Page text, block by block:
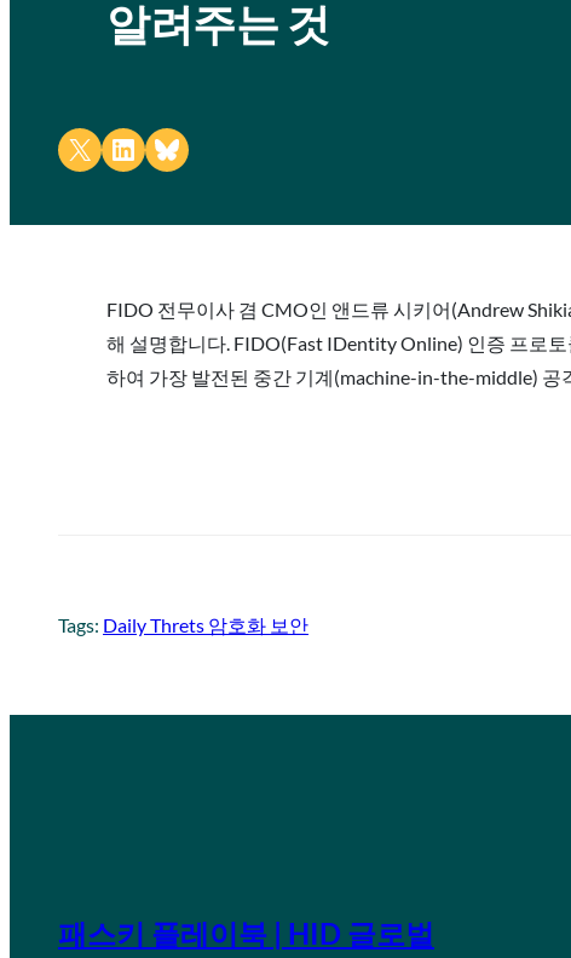
알려주는 것
Share on X Share on LinkedIn
Share on Bluesky
FIDO 전무이사 겸 CMO인 앤드류 시키어(Andrew
해 설명합니다. FIDO(Fast IDentity Online) 인증 프로
하여 가장 발전된 중간 기계(machine-in-the-middle) 공
Tags: Daily Threts 암호화 보안
패스키 플레이북 | HID 글로벌